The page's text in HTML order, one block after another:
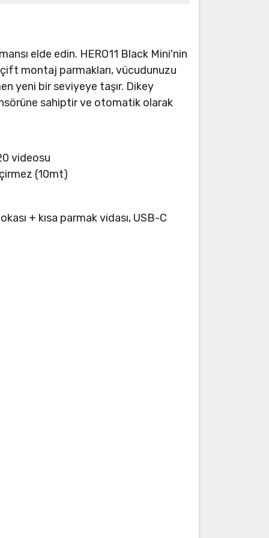
elde edin. HERO11 Black Mini'nin
montaj parmakları, vücudunuzu
yeni bir seviyeye taşır. Dikey
sahiptir ve otomatik olarak
videosu
(10mt)
+ kısa parmak vidası, USB-C